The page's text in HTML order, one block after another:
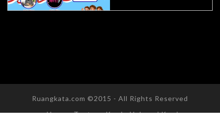
Ruangkata.com ©2015 - All Rights Reserved
Home
Tentang Kami Hubungi Kami